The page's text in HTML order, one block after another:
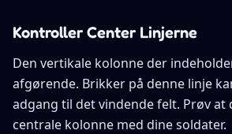
Kontroller Center Linjerne
Den vertikale kolonne der
afgørende. Brikker på denne linje
adgang til det vindende felt. Prøv at
centrale kolonne med dine soldater.